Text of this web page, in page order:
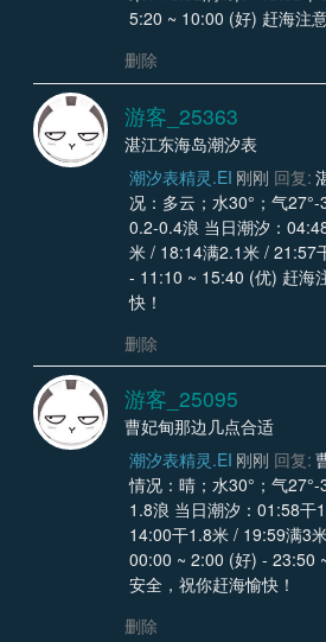
5:20 ~ 10:00 (好) 赶海注
删除
游客_25363
湛江东海岛潮汐表
潮汐表精灵.EI 刚刚 回复:
况：多云；水30°；气27°-
0.2-0.4浪 当日潮汐：
米 / 18:14满2.1米 / 21:57
- 11:10 ~ 15:40 (优) 赶海
快！
删除
游客_25095
曹妃甸那边几点合适
潮汐表精灵.EI 刚刚 回复:
情况：晴；水30°；气
1.8浪 当日潮汐：01:58干
14:00干1.8米 / 19:59满3
00:00 ~ 2:00 (好) - 23:50
安全，祝你赶海愉快！
删除